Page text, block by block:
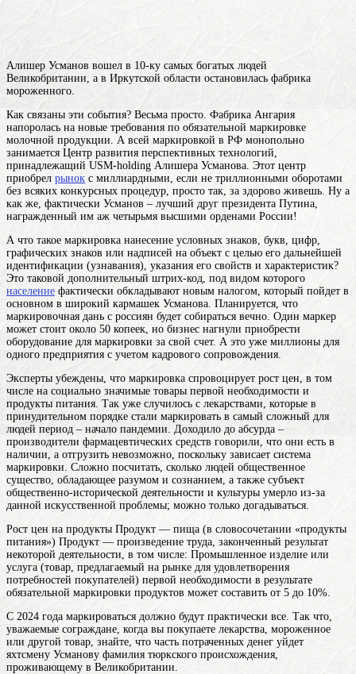
Алишер Усманов вошел в 10-ку самых богатых людей
Великобритании, а в Иркутской области остановилась фабрика
мороженного.
Как связаны эти события? Весьма просто. Фабрика Ангария
напоролась на новые требования по обязательной маркировке
молочной продукции. А всей маркировкой в РФ монопольно
занимается Центр развития перспективных технологий,
принадлежащий USM-holding Алишера Усманова. Этот центр
приобрел рынок с миллиардными, если не триллионными оборотами
без всяких конкурсных процедур, просто так, за здорово живешь. Ну а
как же, фактически Усманов – лучший друг президента Путина,
награжденный им аж четырьмя высшими орденами России!
А что такое маркировка нанесение условных знаков, букв, цифр,
графических знаков или надписей на объект с целью его дальнейшей
идентификации (узнавания), указания его свойств и характеристик?
Это таковой дополнительный штрих-код, под видом которого
население фактически обкладывают новым налогом, который пойдет в
основном в широкий кармашек Усманова. Планируется, что
маркировочная дань с россиян будет собираться вечно. Один маркер
может стоит около 50 копеек, но бизнес нагнули приобрести
оборудование для маркировки за свой счет. А это уже миллионы для
одного предприятия с учетом кадрового сопровождения.
Эксперты убеждены, что маркировка спровоцирует рост цен, в том
числе на социально значимые товары первой необходимости и
продукты питания. Так уже случилось с лекарствами, которые в
принудительном порядке стали маркировать в самый сложный для
людей период – начало пандемии. Доходило до абсурда –
производители фармацевтических средств говорили, что они есть в
наличии, а отгрузить невозможно, поскольку зависает система
маркировки. Сложно посчитать, сколько людей общественное
существо, обладающее разумом и сознанием, а также субъект
общественно-исторической деятельности и культуры умерло из-за
данной искусственной проблемы; можно только догадываться.
Рост цен на продукты Продукт — пища (в словосочетании «продукты
питания») Продукт — произведение труда, законченный результат
некоторой деятельности, в том числе: Промышленное изделие или
услуга (товар, предлагаемый на рынке для удовлетворения
потребностей покупателей) первой необходимости в результате
обязательной маркировки продуктов может составить от 5 до 10%.
С 2024 года маркироваться должно будут практически все. Так что,
уважаемые сограждане, когда вы покупаете лекарства, мороженное
или другой товар, знайте, что часть потраченных денег уйдет
яхтсмену Усманову фамилия тюркского происхождения
проживающему в Великобритании.